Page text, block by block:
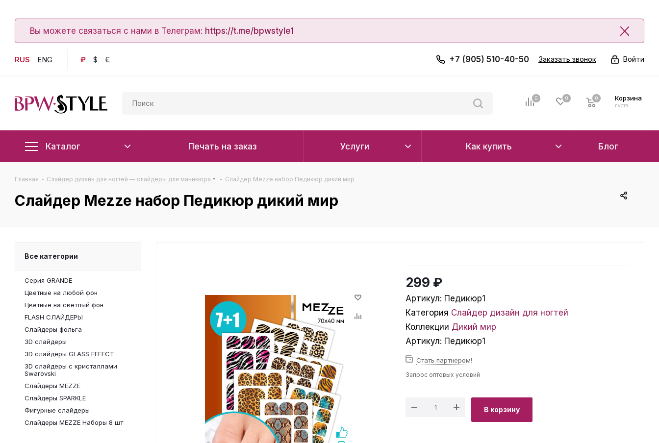
Вы можете связаться с нами в Телеграм: https://t.me/bpwstyle1
RUS ENG ₽ $ € Войти
+7 (905) 510-40-50 Заказать звонок
0 0 Корзина
0
пуста
0
Каталог Печать на заказ Услуги Как купить Блог
Главная - Слайдер дизайн для ногтей — слайдеры для маникюра - Слайдер Mezze набор Педикюр дикий мир
Слайдер Mezze набор Педикюр дикий мир
299 ₽
Артикул: Педикюр1
Категория Слайдер дизайн для ногтей
Коллекции Дикий мир
Артикул: Педикюр1
Стать партнером!
Запрос оптовых условий
В корзину
Все категории
Серия GRANDE
Цветные на любой фон
Цветные на светлый фон
FLASH СЛАЙДЕРЫ
Слайдеры фольга
3D слайдеры
3D слайдеры GLASS EFFECT
3D слайдеры с кристаллами
Swarovski
Слайдеры MEZZE
Слайдеры SPARKLE
Фигурные слайдеры
Слайдеры MEZZE Наборы 8 шт